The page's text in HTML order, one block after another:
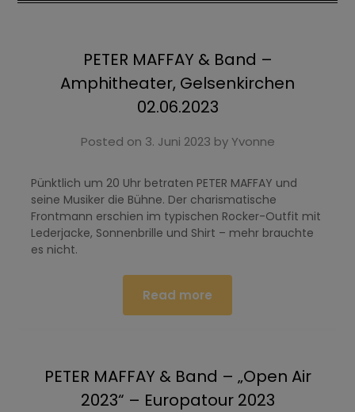
PETER MAFFAY & Band –
Amphitheater, Gelsenkirchen
02.06.2023
Posted on 3. Juni 2023 byYvonne
Pünktlich um 20 Uhr betraten PETER MAFFAY und
seine Musiker die Bühne. Der charismatische
Frontmann erschien im typischen Rocker-Outfit mit
Lederjacke, Sonnenbrille und Shirt – mehr brauchte
es nicht.
Read more
PETER MAFFAY & Band – „Open Air
2023“ – Europatour 2023